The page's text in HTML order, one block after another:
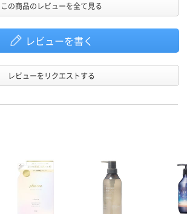
この商品のレビューを全て見る
レビューを書く
レビューをリクエストする